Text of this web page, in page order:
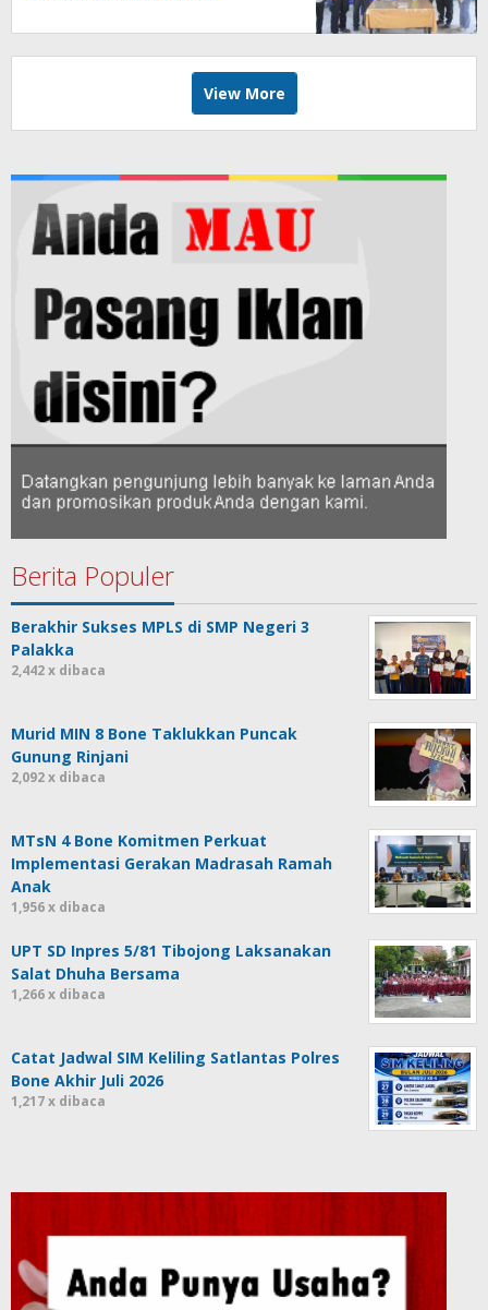
View More
Berita Populer
Berakhir Sukses MPLS di SMP Negeri 3
Palakka
2,442 x dibaca
Murid MIN 8 Bone Taklukkan Puncak
Gunung Rinjani
2,092 x dibaca
MTsN 4 Bone Komitmen Perkuat
Implementasi Gerakan Madrasah Ramah
Anak
1,956 x dibaca
UPT SD Inpres 5/81 Tibojong Laksanakan
Salat Dhuha Bersama
1,266 x dibaca
Catat Jadwal SIM Keliling Satlantas Polres
Bone Akhir Juli 2026
1,217 x dibaca